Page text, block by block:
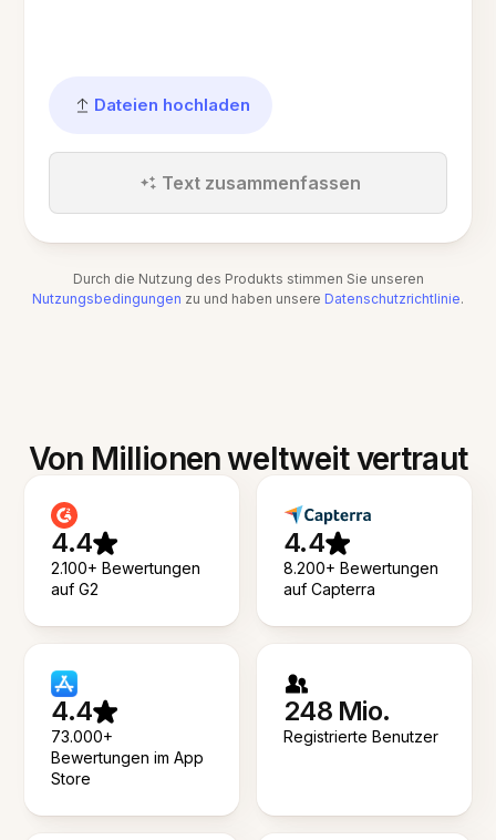
Dateien hochladen
Text zusammenfassen
Durch die Nutzung des Produkts stimmen Sie unseren
Nutzungsbedingungen zu und haben unsere Datenschutzrichtlinie.
Von Millionen weltweit vertraut
4.4
2.100+ Bewertungen
auf G2
4.4
8.200+ Bewertungen
auf Capterra
4.4
73.000+
Bewertungen im App
Store
248 Mio.
Registrierte Benutzer